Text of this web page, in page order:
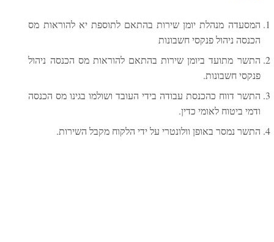
המסעדה מנהלת יומן שירות בהתאם לתוספת יא להוראות מס
הכנסה ניהול פנקסי חשבונות
התשר מתועד ביומן שירות בהתאם להוראות מס הכנסה ניהול
פנקסי חשבונות.
התשר דווח כהכנסת עבודה בידי העובד ושולמו בגינו מס הכנסה
ודמי ביטוח לאומי כדין.
התשר נמסר באופן וולונטרי על ידי הלקוח מקבל השירות.